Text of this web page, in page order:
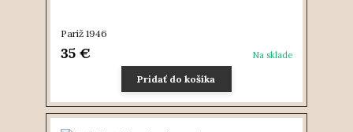
Paríž 1946
35 € Na sklade
Pridať do košíka